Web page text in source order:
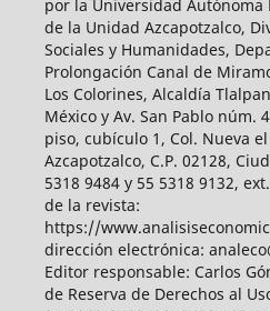
por la Universidad
de la Unidad Azcapotzalco,
Sociales y Humanidades,
Prolongación Canal de
Los Colorines, Alcaldía
México y Av. San Pablo núm.
piso, cubículo 1, Col. Nueva
Azcapotzalco, C.P. 02128,
5318 9484 y 55 5318 9132,
de la revista:
https://
dirección electrónica:
Editor responsable: Carlos
de Reserva de Derechos al